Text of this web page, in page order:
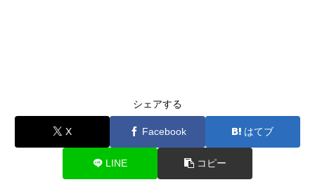
シェアする
X Facebook はてブ
LINE コピー